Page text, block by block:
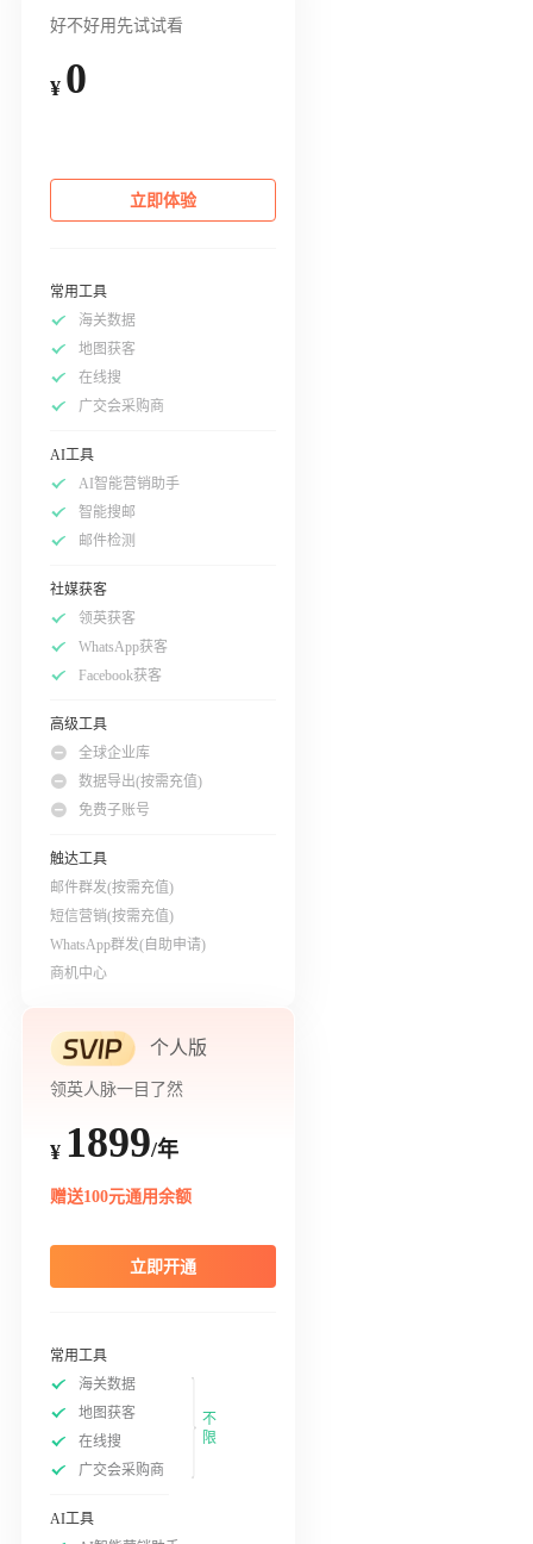
好不好用先试试看
¥ 0
立即体验
常用工具
海关数据
地图获客
在线搜
广交会采购商
AI工具
AI智能营销助手
智能搜邮
邮件检测
社媒获客
领英获客
WhatsApp获客
Facebook获客
高级工具
全球企业库
数据导出(按需充值)
免费子账号
触达工具
邮件群发(按需充值)
短信营销(按需充值)
WhatsApp群发(自助申请)
商机中心
个人版
领英人脉一目了然
¥ 1899/年
赠送100元通用余额
立即开通
常用工具
海关数据
地图获客
在线搜
广交会采购商
不
限
AI工具